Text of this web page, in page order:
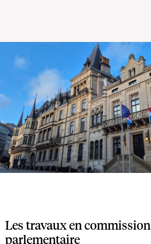
Les travaux en commission
parlementaire